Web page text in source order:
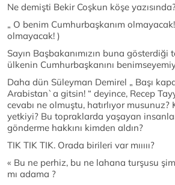
Ne demişti Bekir Coşkun köşe
„ O benim Cumhurbaşkanım
olmayacak! )
Sayın Başbakanımızın buna gösterdiği
ülkenin Cumhurbaşkanını
Daha dün Süleyman Demirel „ Başı
Arabistan`a gitsin! “ deyince, Recep
cevabı ne olmuştu, hatırlıyor
yetkiyi? Bu topraklarda yaşayan
gönderme hakkını kimden aldın?
TIK TIK TIK. Orada birileri var mııııı?
« Bu ne perhiz, bu ne lahana turşusu
mı adama ?